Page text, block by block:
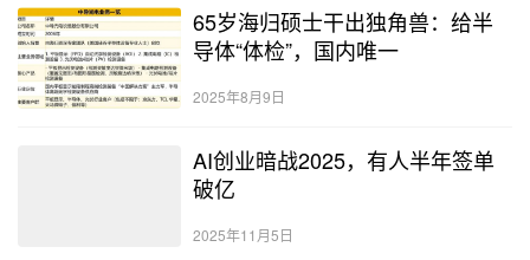
65岁海归硕士干出独角兽：给半
导体“体检”，国内唯一
2025年8月9日
AI创业暗战2025，有人半年签单
破亿
2025年11月5日